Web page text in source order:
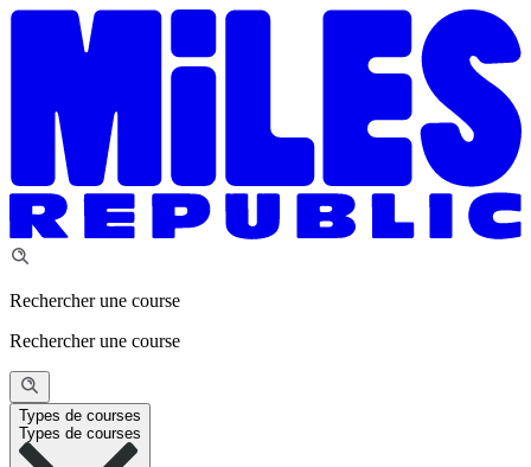
Rechercher une course
Rechercher une course
Types de courses
Types de courses